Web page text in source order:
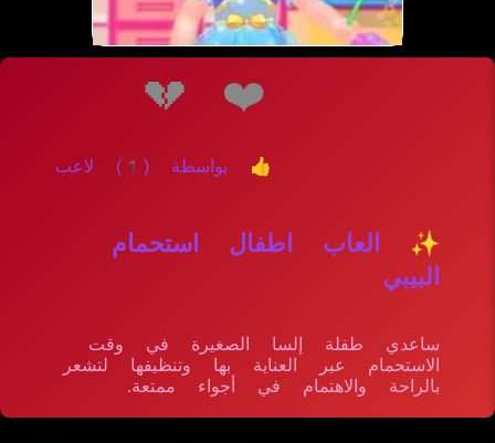
❤️
💔
👍 بواسطة (1) لاعب
✨ العاب اطفال استحمام
البيبي
ساعدي طفلة إلسا الصغيرة في وقت
الاستحمام عبر العناية بها وتنظيفها لتشعر
بالراحة والاهتمام في أجواء ممتعة.